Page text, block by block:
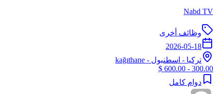
Nabd TV
وظائف أخرى
2026-05-18
تركيا - اسطنبول - kağıthane
300.00 - 600.00 $
دوام كامل